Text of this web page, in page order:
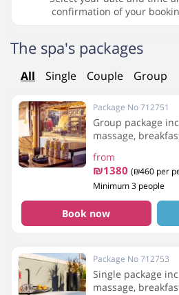
confirmation of your
The spa's packages
All Single Couple Group
Package No 712751
Group package
massage,
from
₪1380(₪460 per
Minimum 3 people
Book now
Package No 712753
Single package
massage,